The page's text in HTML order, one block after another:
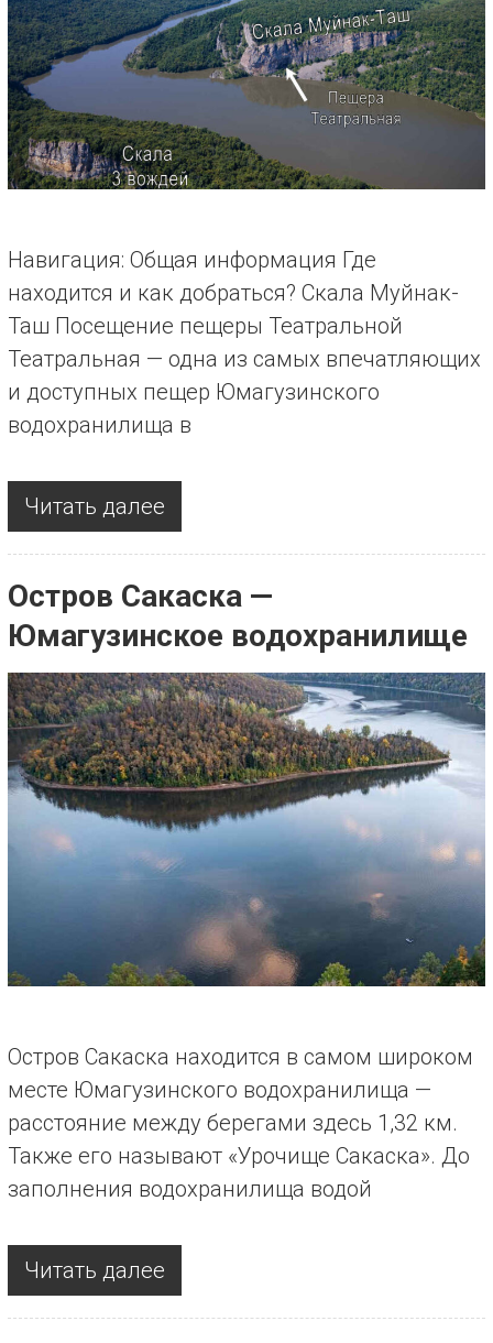
Навигация: Общая информация Где
находится и как добраться? Скала Муйнак-
Таш Посещение пещеры Театральной
Театральная — одна из самых впечатляющих
и доступных пещер Юмагузинского
водохранилища в
Читать далее
Остров Сакаска —
Юмагузинское водохранилище
Остров Сакаска находится в самом широком
месте Юмагузинского водохранилища —
расстояние между берегами здесь 1,32 км.
Также его называют «Урочище Сакаска». До
заполнения водохранилища водой
Читать далее